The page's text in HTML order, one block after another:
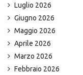
Luglio 2026
Giugno 2026
Maggio 2026
Aprile 2026
Marzo 2026
Febbraio 2026